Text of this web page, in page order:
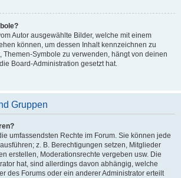
Autor ausgewählte Bilder, welche mit einem
können, um dessen Inhalt kennzeichnen zu
Themen-Symbole zu verwenden, hängt von deinen
Board-Administration gesetzt hat.
Gruppen
umfassendsten Rechte im Forum. Sie können jede
z. B. Berechtigungen setzen, Mitglieder
erstellen, Moderationsrechte vergeben usw. Die
hat, sind allerdings davon abhängig, welche
des Forums oder ein anderer Administrator erteilt